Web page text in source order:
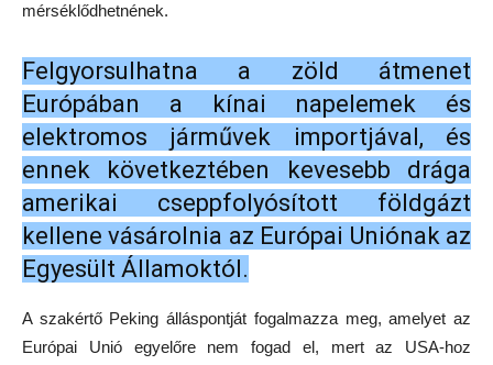
mérséklődhetnének.
Felgyorsulhatna a zöld átmenet
Európában a kínai napelemek és
elektromos járművek importjával, és
ennek következtében kevesebb drága
amerikai cseppfolyósított földgázt
kellene vásárolnia az Európai Uniónak az
Egyesült Államoktól.
A szakértő Peking álláspontját fogalmazza meg, amelyet az
Európai Unió egyelőre nem fogad el, mert az USA-hoz